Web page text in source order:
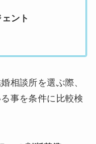
ント
相談所を選ぶ際、
事を条件に比較検